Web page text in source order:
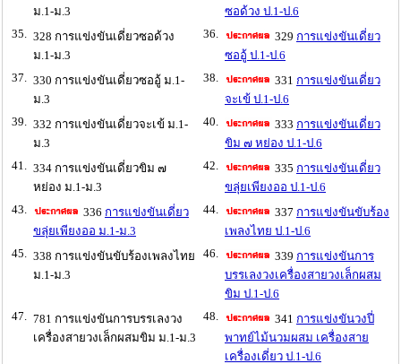
ม.1-ม.3
ซอด้วง ป.1-ป.6
35. 328 การแข่งขันเดี่ยวซอด้วง
ม.1-ม.3
36. 329 การแข่งขันเดี่ยว
ซออู้ ป.1-ป.6
37. 330 การแข่งขันเดี่ยวซออู้ ม.1-
ม.3
38. 331 การแข่งขันเดี่ยว
จะเข้ ป.1-ป.6
39. 332 การแข่งขันเดี่ยวจะเข้ ม.1-
ม.3
40. 333 การแข่งขันเดี่ยว
ขิม ๗ หย่อง ป.1-ป.6
41. 334 การแข่งขันเดี่ยวขิม ๗
หย่อง ม.1-ม.3
42. 335 การแข่งขันเดี่ยว
ขลุ่ยเพียงออ ป.1-ป.6
43.
336 การแข่งขันเดี่ยว
ขลุ่ยเพียงออ ม.1-ม.3
44. 337 การแข่งขันขับร้อง
เพลงไทย ป.1-ป.6
45. 338 การแข่งขันขับร้องเพลงไทย
ม.1-ม.3
46. 339 การแข่งขันการ
บรรเลงวงเครื่องสายวงเล็กผสม
ขิม ป.1-ป.6
47. 781 การแข่งขันการบรรเลงวง
เครื่องสายวงเล็กผสมขิม ม.1-ม.3
48. 341 การแข่งขันวงปี่
พาทย์ไม้นวมผสม เครื่องสาย
เครื่องเดี่ยว ป.1-ป.6